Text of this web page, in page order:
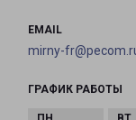
EMAIL
mirny-
ГРАФИК РАБОТЫ